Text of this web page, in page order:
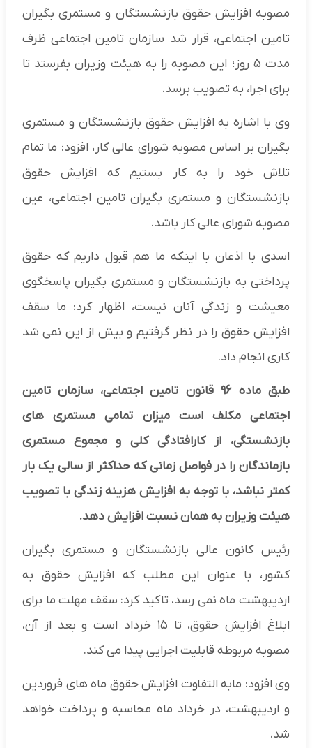
مصوبه افزایش حقوق بازنشستگان و مستمری بگیران
تامین اجتماعی، قرار شد سازمان تامین اجتماعی ظرف
مدت ۵ روز؛ این مصوبه را به هیئت وزیران بفرستد تا
برای اجرا، به تصویب برسد.
وی با اشاره به افزایش حقوق بازنشستگان و مستمری
بگیران بر اساس مصوبه شورای عالی کار، افزود: ما تمام
تلاش خود را به کار بستیم که افزایش حقوق
بازنشستگان و مستمری بگیران تامین اجتماعی، عین
مصوبه شورای عالی کار باشد.
اسدی با اذعان با اینکه ما هم قبول داریم که حقوق
پرداختی به بازنشستگان و مستمری بگیران پاسخگوی
معیشت و زندگی آنان نیست، اظهار کرد: ما سقف
افزایش حقوق را در نظر گرفتیم و بیش از این نمی شد
کاری انجام داد.
طبق ماده ۹۶ قانون تامین اجتماعی، سازمان تامین
اجتماعی مکلف است میزان تمامی مستمری های
بازنشستگی، از کارافتادگی کلی و مجموع مستمری
بازماندگان را در فواصل زمانی که حداکثر از سالی یک بار
کمتر نباشد، با توجه به افزایش هزینه زندگی با تصویب
هیئت وزیران به همان نسبت افزایش دهد.
رئیس کانون عالی بازنشستگان و مستمری بگیران
کشور، با عنوان این مطلب که افزایش حقوق به
اردیبهشت ماه نمی رسد، تاکید کرد: سقف مهلت ما برای
ابلاغ افزایش حقوق، تا ۱۵ خرداد است و بعد از آن،
مصوبه مربوطه قابلیت اجرایی پیدا می کند.
وی افزود: مابه التفاوت افزایش حقوق ماه های فروردین
و اردیبهشت، در خرداد ماه محاسبه و پرداخت خواهد
شد.